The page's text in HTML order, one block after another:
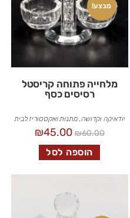
מבצע!
מלחייה פתוחה קריסטל
רסיסים כסף
יודאיקה וקדושה מתנות ואקססוריז לבית
₪60.00
₪45.00
הוספה לסל